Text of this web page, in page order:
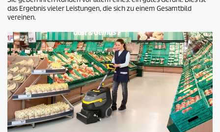
das Ergebnis vieler Leistungen, die sich zu einem Gesamtbild
vereinen.